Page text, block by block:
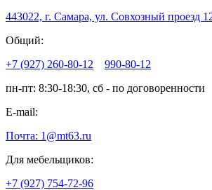
443022, г. Самара, ул. Совхозный проезд
Общий:
+7 (927) 260-80-12
990-80-12
пн-пт: 8:30-18:30, сб - по договоренности
E-mail:
Почта: 1@mt63.ru
Для мебельщиков:
+7 (927) 754-72-96